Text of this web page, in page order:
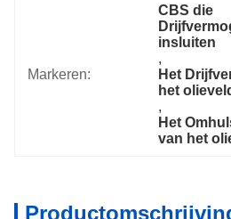
Markeren:
CBS die
insluiten
,
Het
het
,
Het
van het